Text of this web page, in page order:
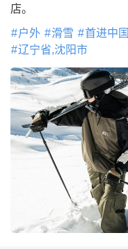
店。
户外 滑雪 首进中国
辽宁省,沈阳市